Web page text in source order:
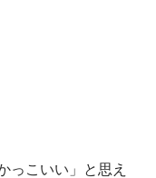
っこいい」と思え